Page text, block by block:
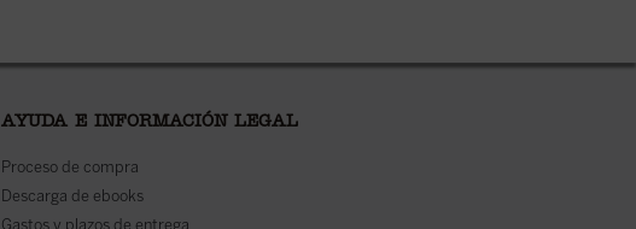
AYUDA E INFORMACIÓN LEGAL
Proceso de compra
Descarga de ebooks
Gastos y plazos de entrega